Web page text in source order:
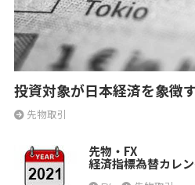
投資対象が日本経済を象徴
先物取引
先物・FX
経済指標為替カレ